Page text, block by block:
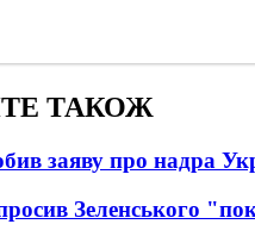
ТАКОЖ
заяву про надра
Зеленського